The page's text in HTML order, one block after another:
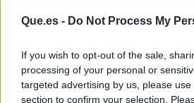
Que.es - Do Not Process My
If you wish to opt-out of the sale,
processing of your personal or
targeted advertising by us, please
section to confirm your selection.
disponibilidad pueden variar
el momento. Te
en tu supermercado